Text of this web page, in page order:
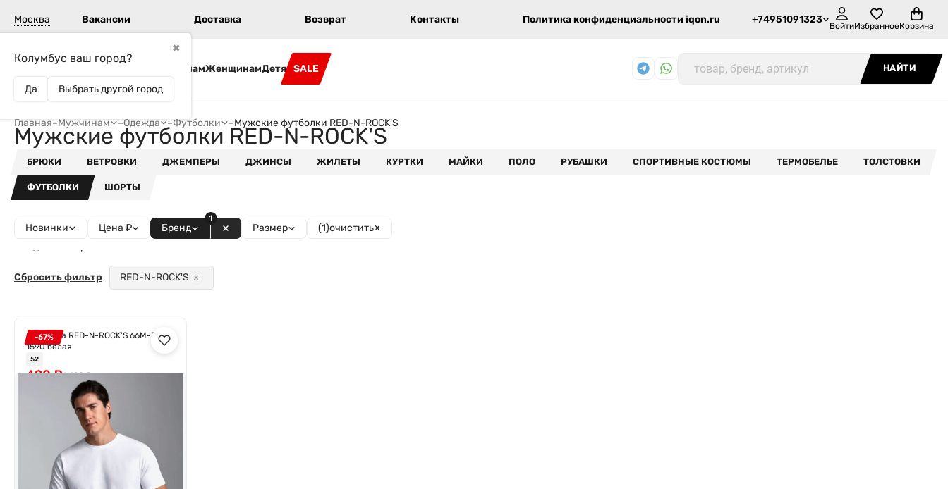
Москва
✖
Колумбус ваш город?
Да Выбрать другой город
Вакансии Доставка Возврат Контакты Политика конфиденциальности iqon.ru +74951091323
ВойтиИзбранноеКорзина
МужчинамЖенщинамДетям SALE НАЙТИ
Главная–Мужчинам –Одежда –Футболки –Мужские футболки RED-N-ROCK'S
Мужские футболки RED-N-ROCK'S
БРЮКИ ВЕТРОВКИ ДЖЕМПЕРЫ ДЖИНСЫ ЖИЛЕТЫ КУРТКИ МАЙКИ ПОЛО РУБАШКИ СПОРТИВНЫЕ КОСТЮМЫ ТЕРМОБЕЛЬЕ ТОЛСТОВКИ
ФУТБОЛКИ ШОРТЫ
Новинки Цена ₽ Бренд
1
Размер (1)очистить
RED-N-ROCK'S
Сбросить фильтр
-67%
Футболка RED-N-ROCK'S 66M-RR-
1590 белая
52
1 490₽
490₽